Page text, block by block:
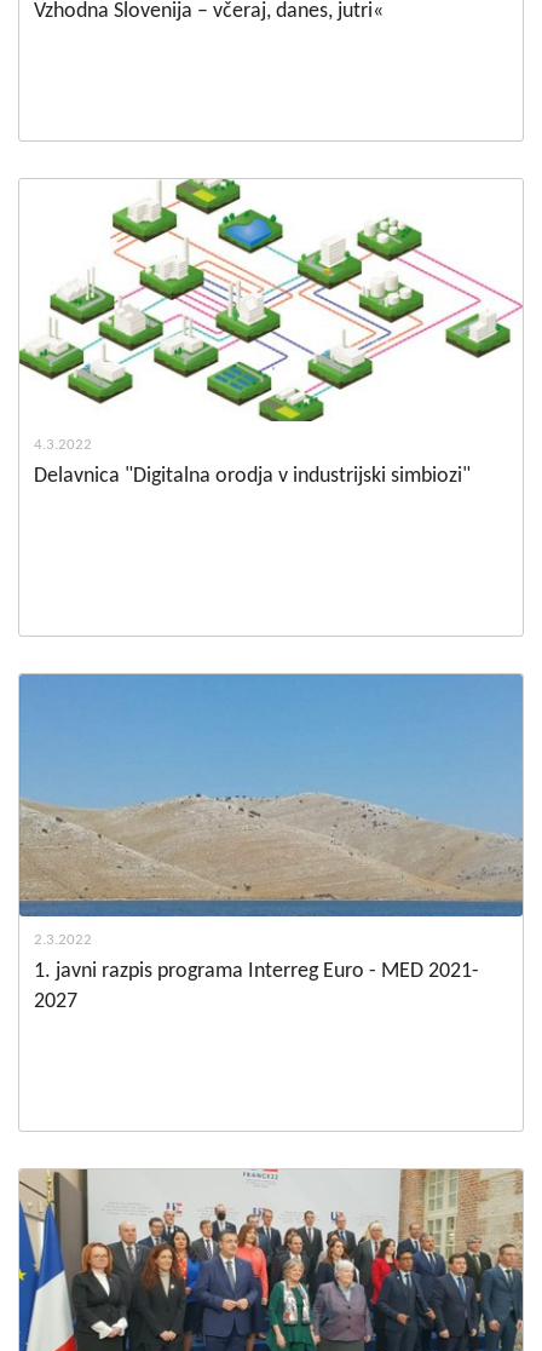
Vzhodna Slovenija – včeraj, danes, jutri«
4.3.2022
Delavnica "Digitalna orodja v industrijski simbiozi"
2.3.2022
1. javni razpis programa Interreg Euro - MED 2021-
2027